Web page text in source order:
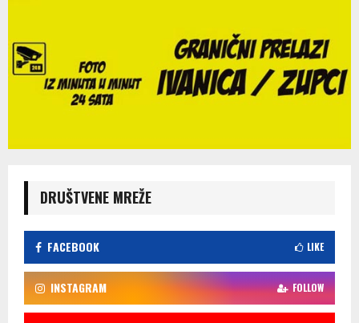
DRUŠTVENE MREŽE
FACEBOOK LIKE
INSTAGRAM FOLLOW